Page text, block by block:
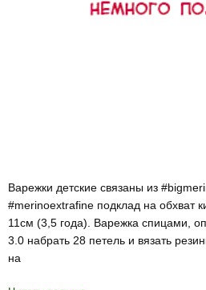
Варежки детские связаны из
#merinoextrafine подклад на обхват
11см (3,5 года). Варежка спицами,
3.0 набрать 28 петель и вязать
на